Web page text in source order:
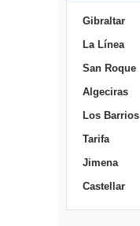
Gibraltar
La Línea
San Roque
Algeciras
Los Barrios
Tarifa
Jimena
Castellar